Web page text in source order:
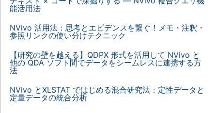
能活用法
NVivo 活用法：思考とエビデンスを繋ぐ！メモ・注釈・
参照リンクの使い分けテクニック
【研究の壁を越える】QDPX 形式を活用して NVivo と
他の QDA ソフト間でデータをシームレスに連携する方
法
NVivo とXLSTAT ではじめる混合研究法：定性データと
定量データの統合分析